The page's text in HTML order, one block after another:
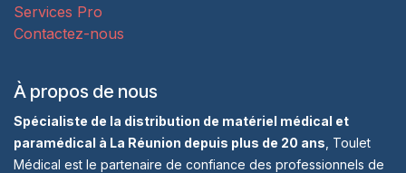
Services Pro
Contactez-nous
À propos de nous
Spécialiste de la distribution de matériel médical et
paramédical à La Réunion depuis plus de 20 ans , Toulet
Médical est le partenaire de confiance des professionnels de